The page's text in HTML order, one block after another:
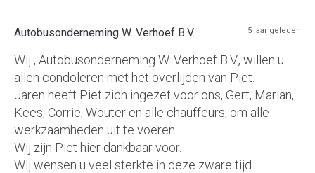
Autobusonderneming W. Verhoef B.V. 5 jaar geleden
Wij , Autobusonderneming W. Verhoef B.V., willen u
allen condoleren met het overlijden van Piet.
Jaren heeft Piet zich ingezet voor ons, Gert, Marian,
Kees, Corrie, Wouter en alle chauffeurs, om alle
werkzaamheden uit te voeren.
Wij zijn Piet hier dankbaar voor.
Wij wensen u veel sterkte in deze zware tijd..